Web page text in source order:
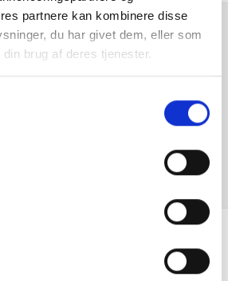
partnere kan kombinere disse
du har givet dem, eller som
brug af deres tjenester.
m. varme
i
bil?